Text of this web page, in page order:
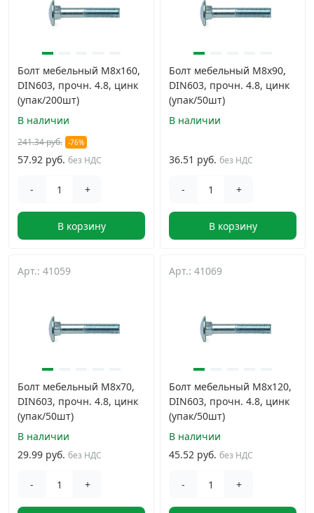
Болт мебельный М8х160,
DIN603, прочн. 4.8, цинк
(упак/200шт)
В наличии
241.34 руб. -76%
57.92 руб. без НДС
- +
В корзину
Болт мебельный М8х90,
DIN603, прочн. 4.8, цинк
(упак/50шт)
В наличии
36.51 руб. без НДС
- +
В корзину
Арт.: 41059
Болт мебельный М8х70,
DIN603, прочн. 4.8, цинк
(упак/50шт)
В наличии
29.99 руб. без НДС
- +
Арт.: 41069
Болт мебельный М8х120,
DIN603, прочн. 4.8, цинк
(упак/50шт)
В наличии
45.52 руб. без НДС
- +